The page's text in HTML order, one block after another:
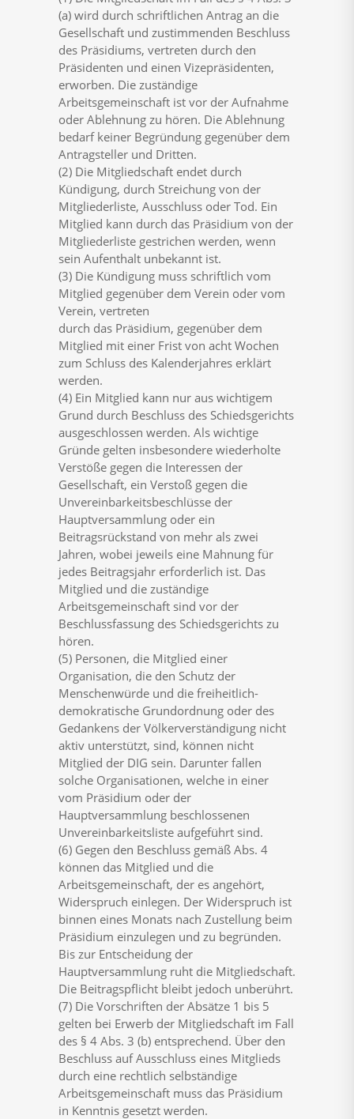
(a) wird durch schriftlichen Antrag an die
Gesellschaft und zustimmenden Beschluss
des Präsidiums, vertreten durch den
Präsidenten und einen Vizepräsidenten,
erworben. Die zuständige
Arbeitsgemeinschaft ist vor der Aufnahme
oder Ablehnung zu hören. Die Ablehnung
bedarf keiner Begründung gegenüber dem
Antragsteller und Dritten.
(2) Die Mitgliedschaft endet durch
Kündigung, durch Streichung von der
Mitgliederliste, Ausschluss oder Tod. Ein
Mitglied kann durch das Präsidium von der
Mitgliederliste gestrichen werden, wenn
sein Aufenthalt unbekannt ist.
(3) Die Kündigung muss schriftlich vom
Mitglied gegenüber dem Verein oder vom
Verein, vertreten
durch das Präsidium, gegenüber dem
Mitglied mit einer Frist von acht Wochen
zum Schluss des Kalenderjahres erklärt
werden.
(4) Ein Mitglied kann nur aus wichtigem
Grund durch Beschluss des Schiedsgerichts
ausgeschlossen werden. Als wichtige
Gründe gelten insbesondere wiederholte
Verstöße gegen die Interessen der
Gesellschaft, ein Verstoß gegen die
Unvereinbarkeitsbeschlüsse der
Hauptversammlung oder ein
Beitragsrückstand von mehr als zwei
Jahren, wobei jeweils eine Mahnung für
jedes Beitragsjahr erforderlich ist. Das
Mitglied und die zuständige
Arbeitsgemeinschaft sind vor der
Beschlussfassung des Schiedsgerichts zu
hören.
(5) Personen, die Mitglied einer
Organisation, die den Schutz der
Menschenwürde und die freiheitlich-
demokratische Grundordnung oder des
Gedankens der Völkerverständigung nicht
aktiv unterstützt, sind, können nicht
Mitglied der DIG sein. Darunter fallen
solche Organisationen, welche in einer
vom Präsidium oder der
Hauptversammlung beschlossenen
Unvereinbarkeitsliste aufgeführt sind.
(6) Gegen den Beschluss gemäß Abs. 4
können das Mitglied und die
Arbeitsgemeinschaft, der es angehört,
Widerspruch einlegen. Der Widerspruch ist
binnen eines Monats nach Zustellung beim
Präsidium einzulegen und zu begründen.
Bis zur Entscheidung der
Hauptversammlung ruht die Mitgliedschaft.
Die Beitragspflicht bleibt jedoch unberührt.
(7) Die Vorschriften der Absätze 1 bis 5
gelten bei Erwerb der Mitgliedschaft im Fall
des § 4 Abs. 3 (b) entsprechend. Über den
Beschluss auf Ausschluss eines Mitglieds
durch eine rechtlich selbständige
Arbeitsgemeinschaft muss das Präsidium
in Kenntnis gesetzt werden.